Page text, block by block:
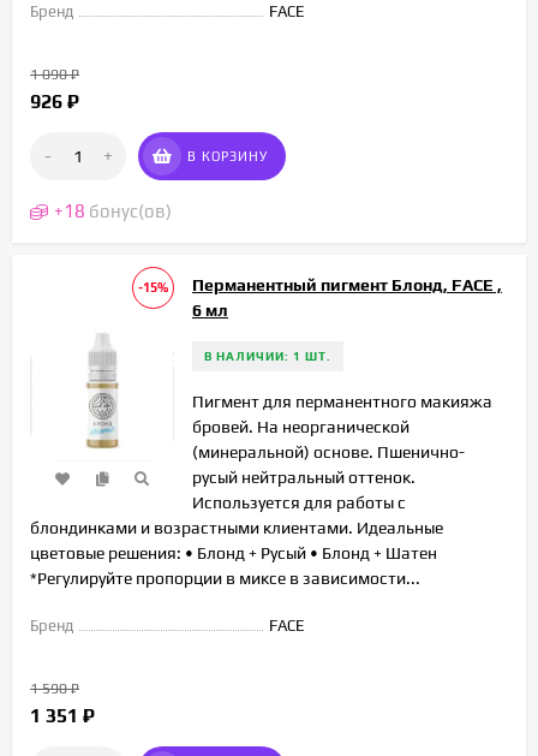
Бренд FACE
1 090₽
926 ₽
- + В КОРЗИНУ
+18 бонус(ов)
-15%
Перманентный пигмент Блонд, FACE ,
6 мл
В НАЛИЧИИ: 1 ШТ.
Пигмент для перманентного макияжа
бровей. На неорганической
(минеральной) основе. Пшенично-
русый нейтральный оттенок.
Используется для работы с
блондинками и возрастными клиентами. Идеальные
цветовые решения: • Блонд + Русый • Блонд + Шатен
*Регулируйте пропорции в миксе в зависимости...
Бренд FACE
1 590₽
1 351 ₽